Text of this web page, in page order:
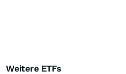
Weitere ETFs